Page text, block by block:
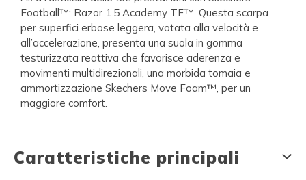
Football™: Razor 1.5 Academy TF™. Questa scarpa
per superfici erbose leggera, votata alla velocità e
all’accelerazione, presenta una suola in gomma
testurizzata reattiva che favorisce aderenza e
movimenti multidirezionali, una morbida tomaia e
ammortizzazione Skechers Move Foam™, per un
maggiore comfort.
Caratteristiche principali